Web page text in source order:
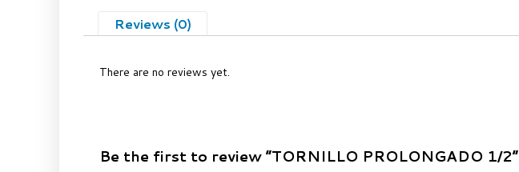
Reviews (0)
There are no reviews yet.
Be the first to review “TORNILLO PROLONGADO 1/2”